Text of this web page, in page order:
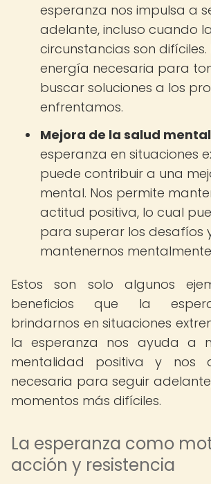
esperanza nos impulsa a
adelante, incluso cuando
circunstancias son difíciles.
energía necesaria para
buscar soluciones a los
enfrentamos.
Mejora de la salud
esperanza en situaciones
puede contribuir a una
mental. Nos permite
actitud positiva, lo cual
para superar los desafíos
mantenernos
Estos son solo algunos
beneficios que la
brindarnos en situaciones
la esperanza nos ayuda a
mentalidad positiva y nos
necesaria para seguir
momentos más difíciles.
La esperanza como
acción y resistencia